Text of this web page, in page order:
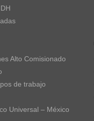
Alto Comisionado
de trabajo
Universal – México